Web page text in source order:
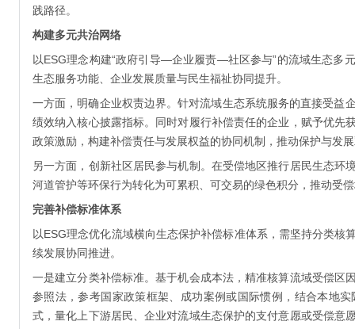
践路径。
构建多元共治网络
以ESG理念构建“政府引导—企业履责—社区参与”的流域生态多
生态服务功能、企业发展质量与民生福祉协同提升。
一方面，明确企业权责边界。针对流域生态系统服务的直接受益
绩效纳入核心披露指标。同时对履行补偿责任的企业，赋予优
政策激励，构建补偿责任与发展权益的协同机制，推动保护与发
另一方面，创新社区居民参与机制。在受偿地区推行居民生态
河道管护等环保行为转化为可累积、可交易的绿色积分，推动受
完善补偿标准体系
以ESG理念优化流域横向生态保护补偿标准体系，需坚持分类
续发展协同推进。
一是建立分类补偿标准。基于机会成本法，精准核算流域受偿
参照法，参考国家政策框架、成功案例或国际惯例，结合本地
式，量化上下游居民、企业对流域生态保护的支付意愿或受偿